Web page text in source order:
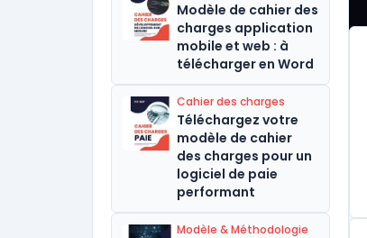
Modèle de cahier des
charges application
mobile et web : à
télécharger en Word
Cahier des charges
Téléchargez votre
modèle de cahier
des charges pour un
logiciel de paie
performant
Modèle & Méthodologie